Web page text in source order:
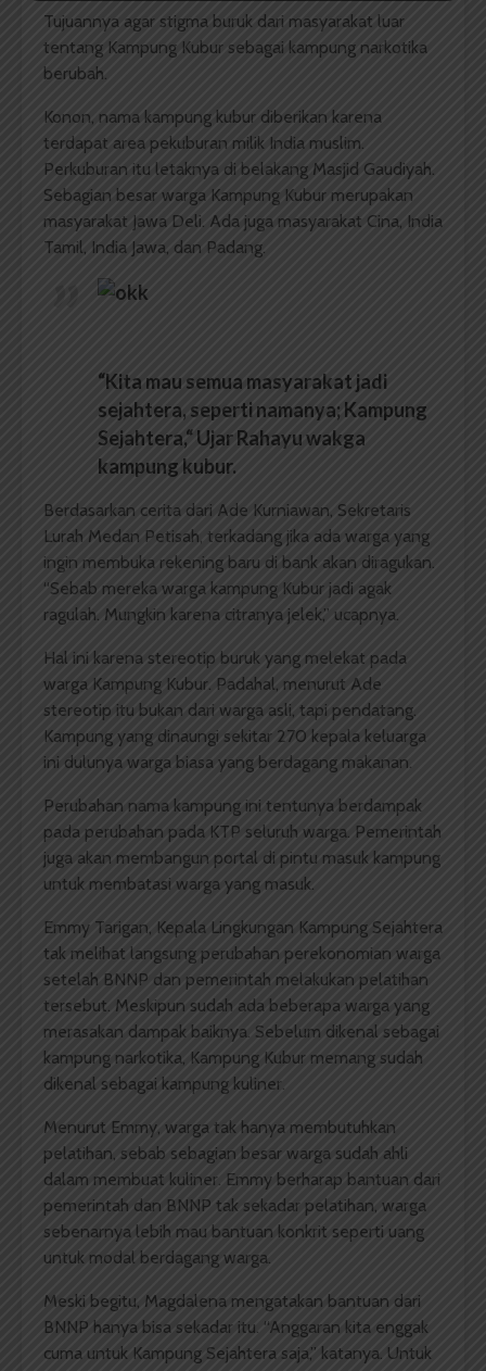
Tujuannya agar stigma buruk dari masyarakat luar
tentang Kampung Kubur sebagai kampung narkotika
berubah.
Konon, nama kampung kubur diberikan karena
terdapat area pekuburan milik India muslim.
Perkuburan itu letaknya di belakang Masjid Gaudiyah.
Sebagian besar warga Kampung Kubur merupakan
masyarakat Jawa Deli. Ada juga masyarakat Cina, India
Tamil, India Jawa, dan Padang.
“Kita mau semua masyarakat jadi
sejahtera, seperti namanya; Kampung
Sejahtera,“Ujar Rahayu wakga
kampung kubur.
Berdasarkan cerita dari Ade Kurniawan, Sekretaris
Lurah Medan Petisah, terkadang jika ada warga yang
ingin membuka rekening baru di bank akan diragukan.
“Sebab mereka warga kampung Kubur jadi agak
ragulah. Mungkin karena citranya jelek,” ucapnya.
Hal ini karena stereotip buruk yang melekat pada
warga Kampung Kubur. Padahal, menurut Ade
stereotip itu bukan dari warga asli, tapi pendatang.
Kampung yang dinaungi sekitar 270 kepala keluarga
ini dulunya warga biasa yang berdagang makanan.
Perubahan nama kampung ini tentunya berdampak
pada perubahan pada KTP seluruh warga. Pemerintah
juga akan membangun portal di pintu masuk kampung
untuk membatasi warga yang masuk.
Emmy Tarigan, Kepala Lingkungan Kampung Sejahtera
tak melihat langsung perubahan perekonomian warga
setelah BNNP dan pemerintah melakukan pelatihan
tersebut. Meskipun sudah ada beberapa warga yang
merasakan dampak baiknya. Sebelum dikenal sebagai
kampung narkotika, Kampung Kubur memang sudah
dikenal sebagai kampung kuliner.
Menurut Emmy, warga tak hanya membutuhkan
pelatihan, sebab sebagian besar warga sudah ahli
dalam membuat kuliner. Emmy berharap bantuan dari
pemerintah dan BNNP tak sekadar pelatihan, warga
sebenarnya lebih mau bantuan konkrit seperti uang
untuk modal berdagang warga.
Meski begitu, Magdalena mengatakan bantuan dari
BNNP hanya bisa sekadar itu. “Anggaran kita enggak
cuma untuk Kampung Sejahtera saja,” katanya. Untuk